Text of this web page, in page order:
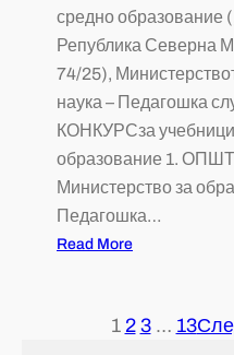
средно образование
Република Северна
74/25),
наука – Педагошка
КОНКУРСза
образование 1.
Министерство за
Педагошка…
Read More
1 2 3 … 13